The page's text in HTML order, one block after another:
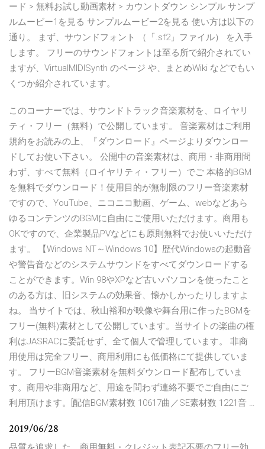
ード > 無料お試し動画素材 > カウントダウン シンプル サンプ
ルムービー1を見る サンプルムービー2を見る 使い方は以下の
通り。 まず、サウンドフォント （「.sf2」ファイル） を入手
します。 フリーのサウンドフォントは至る所で紹介されてい
ますが、VirtualMIDISynth のページ や、まとめWiki などでもい
くつか紹介されています。
このコーナーでは、サウンドトラック音楽素材を、ロイヤリ
ティ・フリー（無料）で公開しています。 音楽素材はご利用
規約をお読みの上、『ダウンロード』ページよりダウンロー
ドしてお使い下さい。 公開中の音楽素材は、商用・非商用問
わず、すべて無料（ロイヤリティ・フリー）でご 本格的BGM
を無料でダウンロード！使用目的が無制限のフリー音楽素材
ですので、YouTube、ニコニコ動画、ゲーム、webなどあら
ゆるコンテンツのBGMに自由にご使用いただけます。商用も
OKですので、企業製品PVなどにも原則無料でお使いいただけ
ます。 【Windows NT～Windows 10】歴代Windowsの起動音
や警告音などのシステムサウンドをすべてダウンロードする
ことができます。Win 98やXPなど古いパソコンを使ったこと
のある方は、旧システムの効果音、懐かしかったりしますよ
ね。 当サイトでは、秋山裕和が映像や舞台用に作ったBGMを
フリー(無料)素材として公開しています。当サイトの楽曲の権
利はJASRACに委託せず、全て個人で管理しています。 非商
用使用は完全フリー、商用利用にも低価格にて提供していま
す。 フリーBGM音楽素材を無料ダウンロード配布していま
す。商用や非商用など、用途を問わず連絡不要でご自由にご
利用頂けます。[配信BGM素材数 10617曲／SE素材数 1221音 …
2019/06/28